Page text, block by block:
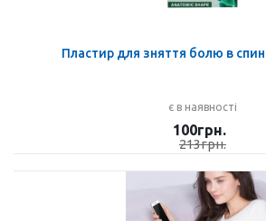
Пластир для зняття болю в
є в наявності
100грн.
213грн.